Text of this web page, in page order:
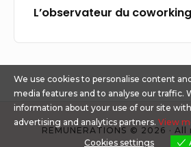
L’observateur du
REMUNERATIONS © 2026 ·
We use cookies to personalise content
media features and to analyse our traffic.
information about your use of our site
advertising and analytics partners. View
Cookies settings